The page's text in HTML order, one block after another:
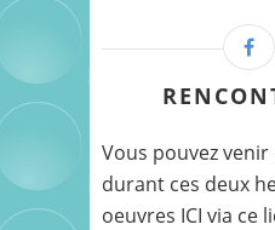
Vous pouvez
durant ces deux
oeuvres ICI via ce